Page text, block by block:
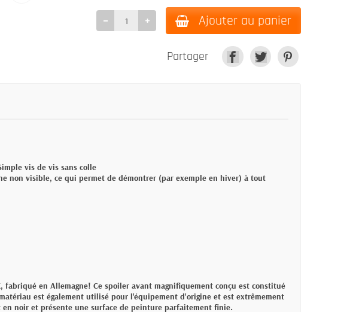
Ajouter au panier
Partager
vis de vis sans colle
non visible, ce qui permet de démontrer (par exemple en hiver) à tout
en Allemagne! Ce spoiler avant magnifiquement conçu est constitué
est également utilisé pour l'équipement d'origine et est extrêmement
noir et présente une surface de peinture parfaitement finie.